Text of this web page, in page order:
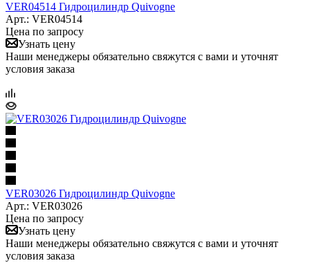
VER04514 Гидроцилиндр Quivogne
Арт.: VER04514
Цена по запросу
Узнать цену
Наши менеджеры обязательно свяжутся с вами и уточнят
условия заказа
VER03026 Гидроцилиндр Quivogne
Арт.: VER03026
Цена по запросу
Узнать цену
Наши менеджеры обязательно свяжутся с вами и уточнят
условия заказа